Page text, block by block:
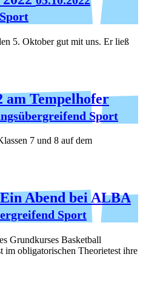
5. Oktober gut mit uns. Er ließ
am Tempelhofer
Sport
7 und 8 auf dem
Abend bei ALBA
Sport
Grundkurses Basketball
im obligatorischen Theorietest ihre